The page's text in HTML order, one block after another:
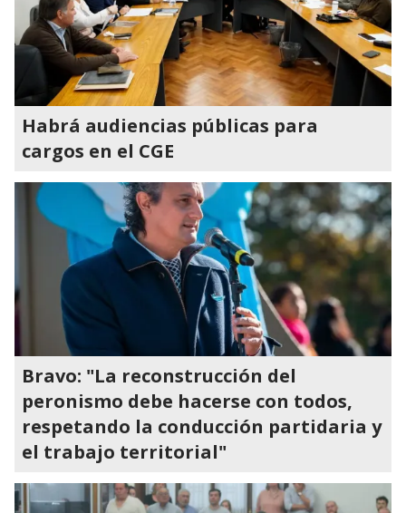
Habrá audiencias públicas para
cargos en el CGE
Bravo: "La reconstrucción del
peronismo debe hacerse con todos,
respetando la conducción partidaria y
el trabajo territorial"